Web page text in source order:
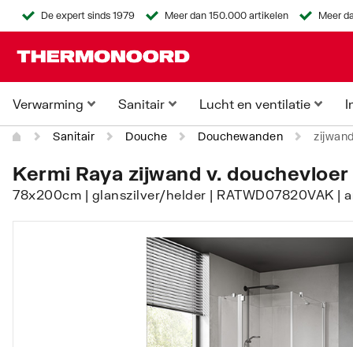
De expert sinds 1979 Meer dan 150.000 artikelen Meer
Verwarming Sanitair Lucht en ventilatie
Sanitair Douche Douchewanden
Kermi Raya zijwand v. douchevloer
78x200cm | glanszilver/helder | RATWD07820VAK |